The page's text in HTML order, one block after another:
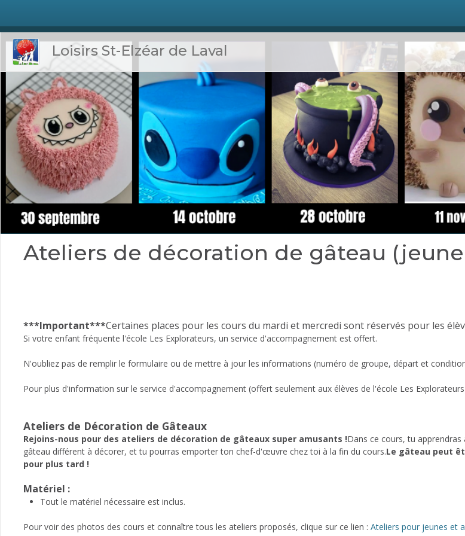
Loisirs St-Elzéar de Laval
Ateliers de décoration de gâteau (jeune
***Important***Certaines places pour les cours du mardi et mercredi sont réservés pour les
Si votre enfant fréquente l'école Les Explorateurs, un service d'accompagnement est offert.
N'oubliez pas de remplir le formulaire ou de mettre à jour les informations (numéro de groupe, départ et
Pour plus d'information sur le service d'accompagnement (offert seulement aux élèves de l'école Les
Ateliers de Décoration de Gâteaux
Rejoins-nous pour des ateliers de décoration de gâteaux super amusants !Dans ce cours, tu
gâteau différent à décorer, et tu pourras emporter ton chef-d'œuvre chez toi à la fin du cours.Le gâteau peut
pour plus tard !
Matériel :
Tout le matériel nécessaire est inclus.
Pour voir des photos des cours et connaître tous les ateliers proposés, clique sur ce lien : Ateliers pour jeunes et